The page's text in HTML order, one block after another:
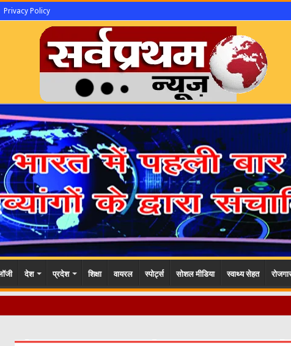
Privacy Policy
देश प्रदेश शिक्षा वायरल स्पोर्ट्स सोशल मीडिया स्वाथ्य सेहत
के हा